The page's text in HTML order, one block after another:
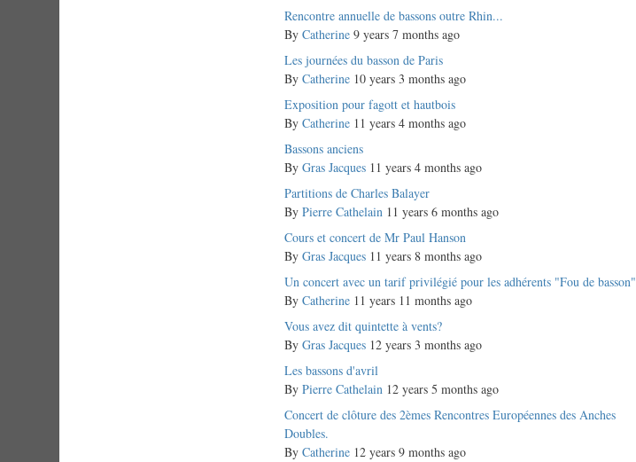
Normal
topic
Rencontre annuelle de bassons outre Rhin...
ByCatherine 9 years 7 months ago
Normal
topic
Les journées du basson de Paris
ByCatherine 10 years 3 months ago
Normal
topic
Exposition pour fagott et hautbois
ByCatherine 11 years 4 months ago
Normal
topic
Bassons anciens
ByGras Jacques 11 years 4 months ago
Normal
topic
Partitions de Charles Balayer
ByPierre Cathelain 11 years 6 months ago
Normal
topic
Cours et concert de Mr Paul Hanson
ByGras Jacques 11 years 8 months ago
Normal
topic
Un concert avec un tarif privilégié pour les adhérents "Fou de basson"
ByCatherine 11 years 11 months ago
Normal
topic
Vous avez dit quintette à vents?
ByGras Jacques 12 years 3 months ago
Normal
topic
Les bassons d'avril
ByPierre Cathelain 12 years 5 months ago
Normal
topic
Concert de clôture des 2èmes Rencontres Européennes des Anches
Doubles.
ByCatherine 12 years 9 months ago